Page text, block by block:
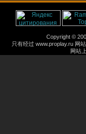
Copyright ©
只有经过 www.proplay.ru 网
网站